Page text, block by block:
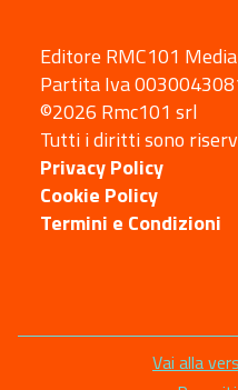
Editore RMC101
Partita Iva
©2026 Rmc101 srl
Tutti i diritti sono
Privacy Policy
Cookie Policy
Termini e Condizioni
Vai alla